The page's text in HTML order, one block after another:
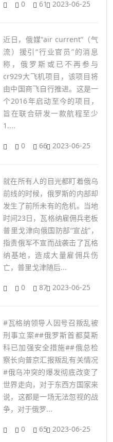
0 61 2023-06-25
近日，俄媒“air current”（气
流）援引“行业官员”的消息
称，俄罗斯或已不再参与
cr929大飞机项目，该项目将
由中国商飞自行推进。这是一
个2016年启动至今的项目，
旨在联合研发一款航程至少
1....
0 66 2023-06-25
就在所有人的目光都盯着俄乌
前线的时候，俄罗斯的内部却
发生了前所未有的危机。当地
时间23日，瓦格纳雇佣兵老板
普里戈津向俄国防部“宣战”，
指责俄军不宣而战袭击了瓦格
纳基地，造成大量雇佣兵伤
亡，普里戈津随后...
0 87 2023-06-25
#瓦格纳领导人因号召叛乱被
刑事立案##俄罗斯首都莫斯
科已加强安全措施##俄总检
察长向普京汇报叛乱有关情况
#俄乌冲突的爆发彻底改变了
世界走向，对于东西方国家来
说，这都是一场无法忽视的战
争，对于俄罗...
0 65 2023-06-25